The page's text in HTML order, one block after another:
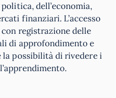
dell’economia,
finanziari. L’accesso
registrazione delle
di approfondimento e
la possibilità di rivedere i